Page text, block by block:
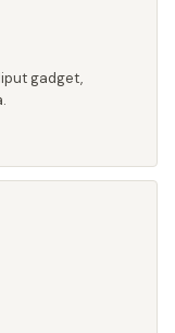
gadget,